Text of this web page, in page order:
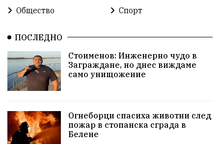
Общински съвет Общество Икономика
Ивелин Михайлов
здравеопазване концерт задържани
Бойко Борисов ПрогнозаЗаВремето
протести водоснабдяване Левски
Общество
Спорт
ПОСЛЕДНО
Стоименов: Инженерно чудо в
Заграждане, но днес виждаме
само унищожение
Огнеборци спасиха животни след
пожар в стопанска сграда в
Белене